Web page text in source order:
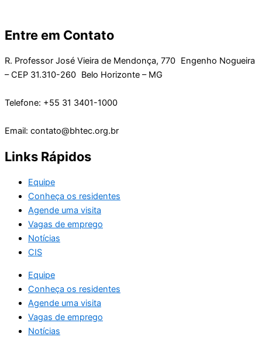
Entre em Contato
R. Professor José Vieira de Mendonça, 770 Engenho Nogueira
– CEP 31.310-260 Belo Horizonte – MG
Telefone: +55 31 3401-1000
Email: contato@bhtec.org.br
Links Rápidos
Equipe
Conheça os residentes
Agende uma visita
Vagas de emprego
Notícias
CIS
Equipe
Conheça os residentes
Agende uma visita
Vagas de emprego
Notícias